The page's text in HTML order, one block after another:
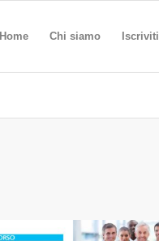
Home Chi siamo Iscriviti